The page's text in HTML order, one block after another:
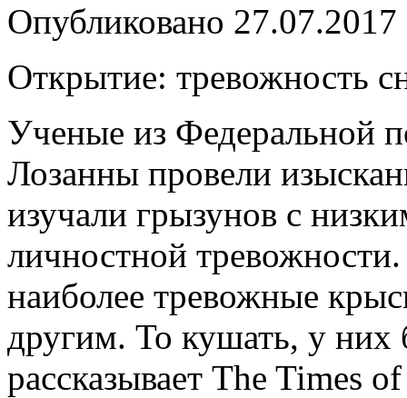
Опубликовано 27.07.2017
Открытие: тревожность
Ученые из Федеральной
Лозанны провели
изучали грызунов с
личностной
наиболее тревожные
другим. То кушать, у них
рассказывает The Times